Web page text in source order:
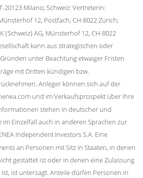
20123 Milano; Schweiz: Vertreterin:
12, Postfach, CH-8022 Zürich;
(Schweiz) AG, Münsterhof 12, CH-8022
kann aus strategischen oder
unter Beachtung etwaiger Fristen
mit Dritten kündigen bzw.
Anleger können sich auf der
und im Verkaufsprospekt über Ihre
stehen in deutscher und
im Einzelfall auch in anderen Sprachen zur
Independent Investors S.A. Eine
an Personen mit Sitz in Staaten, in denen
gestattet ist oder in denen eine Zulassung
ist untersagt. Anteile dürfen Personen in